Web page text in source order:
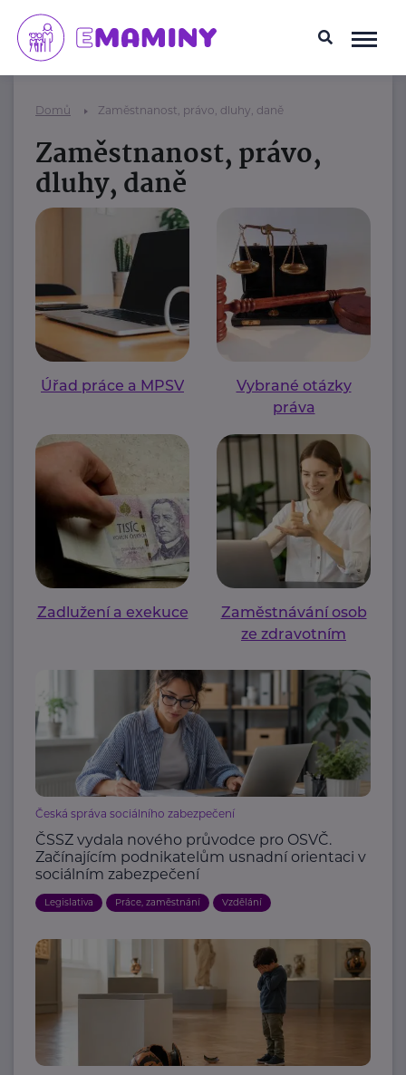
Domů Zaměstnanost, právo, dluhy, daně
Zaměstnanost, právo,
dluhy, daně
Úřad práce a MPSV
Vybrané otázky
práva
Zadlužení a exekuce
Zaměstnávání osob
ze zdravotním
Česká správa sociálního zabezpečení
ČSSZ vydala nového průvodce pro OSVČ.
Začínajícím podnikatelům usnadní orientaci v
sociálním zabezpečení
Legislativa Práce, zaměstnání Vzdělání